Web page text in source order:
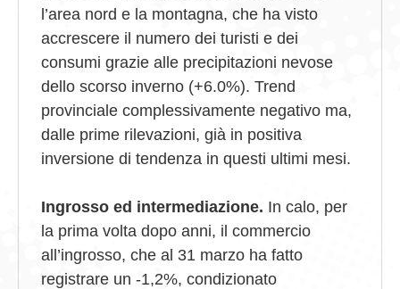
l’area nord e la montagna, che ha visto
accrescere il numero dei turisti e dei
consumi grazie alle precipitazioni nevose
dello scorso inverno (+6.0%). Trend
provinciale complessivamente negativo ma,
dalle prime rilevazioni, già in positiva
inversione di tendenza in questi ultimi mesi.
Ingrosso ed intermediazione. In calo, per
la prima volta dopo anni, il commercio
all’ingrosso, che al 31 marzo ha fatto
registrare un -1,2%, condizionato